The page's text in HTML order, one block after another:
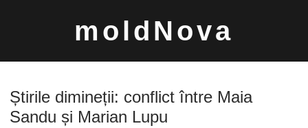
moldNova
Știrile dimineții: conflict între Maia
Sandu și Marian Lupu